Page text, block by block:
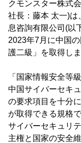
クモンスター株式
社長：藤本 太一)
息咨詢有限公司(以
2023年7月に中国
護二級」を取得し
「国家情報安全等
中国サイバーセキ
の要求項目を十分
が取得できる規格で
サイバーセキュリ
主権と国家の安全